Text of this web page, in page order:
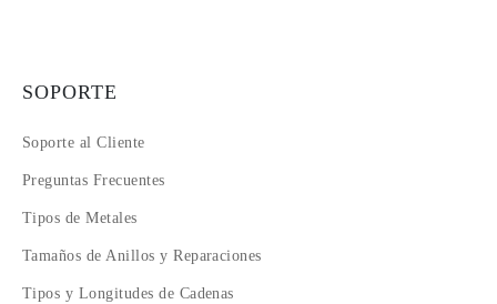
SOPORTE
Soporte al Cliente
Preguntas Frecuentes
Tipos de Metales
Tamaños de Anillos y Reparaciones
Tipos y Longitudes de Cadenas